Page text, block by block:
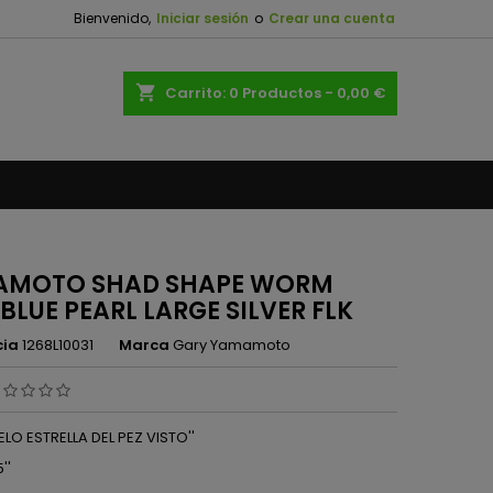
Bienvenido, Iniciar sesión o Crear una cuenta
shopping_cart Carrito: 0 Productos - 0,00 €
SHAD SHAPE WORM
PEARL LARGE SILVER FLK
1268L10031 Marca Gary Yamamoto
ESTRELLA DEL PEZ VISTO''